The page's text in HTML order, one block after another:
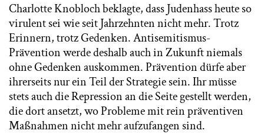
Charlotte Knobloch beklagte, dass Judenhass heute so
virulent sei wie seit Jahrzehnten nicht mehr. Trotz
Erinnern, trotz Gedenken. Antisemitismus-
Prävention werde deshalb auch in Zukunft niemals
ohne Gedenken auskommen. Prävention dürfe aber
ihrerseits nur ein Teil der Strategie sein. Ihr müsse
stets auch die Repression an die Seite gestellt werden,
die dort ansetzt, wo Probleme mit rein präventiven
Maßnahmen nicht mehr aufzufangen sind.